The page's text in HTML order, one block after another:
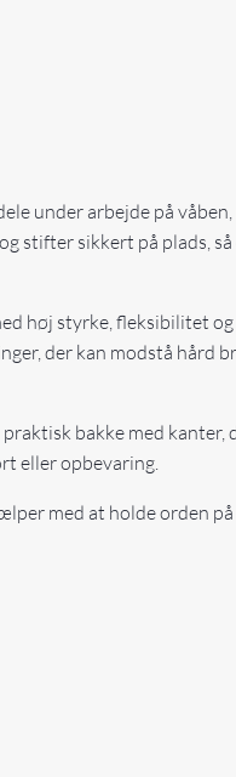
under arbejde på
stifter sikkert på plads,
høj styrke, fleksibilitet
der kan modstå hård
bakke med kanter,
eller opbevaring.
med at holde orden